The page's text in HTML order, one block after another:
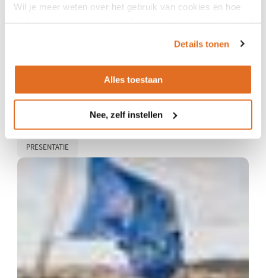
Wil je meer weten over het gebruik van cookies en hoe
Details tonen
Alles toestaan
Nee, zelf instellen
12 juli 2023
Eindrapportage pilot Living Lab: whole system in
the room
PRESENTATIE